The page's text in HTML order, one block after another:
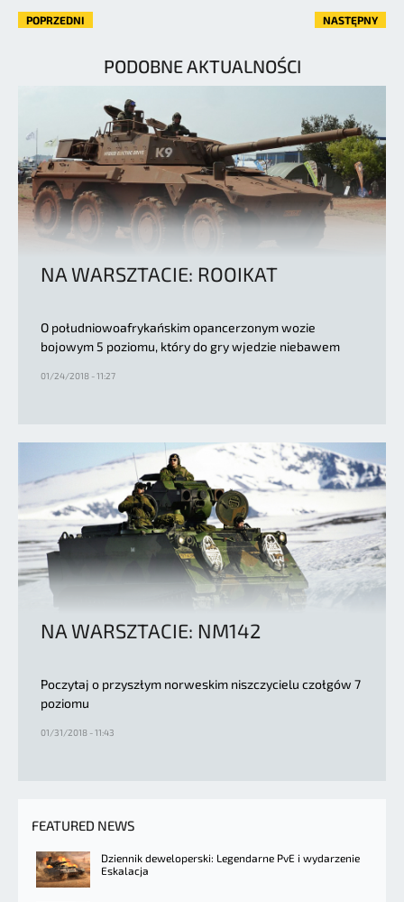
POPRZEDNI NASTĘPNY
PODOBNE AKTUALNOŚCI
NA WARSZTACIE: ROOIKAT
O południowoafrykańskim opancerzonym wozie
bojowym 5 poziomu, który do gry wjedzie niebawem
01/24/2018 - 11:27
NA WARSZTACIE: NM142
Poczytaj o przyszłym norweskim niszczycielu czołgów 7
poziomu
01/31/2018 - 11:43
FEATURED NEWS
Dziennik deweloperski: Legendarne PvE i wydarzenie
Eskalacja